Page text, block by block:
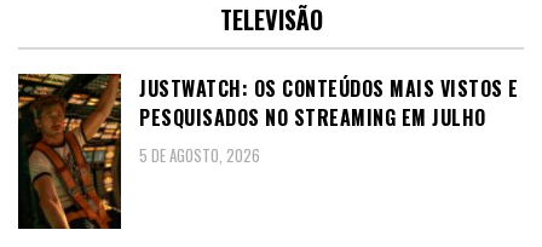
TELEVISÃO
JUSTWATCH: OS CONTEÚDOS MAIS VISTOS E
PESQUISADOS NO STREAMING EM JULHO
5 DE AGOSTO, 2026